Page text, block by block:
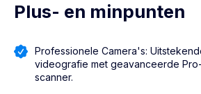
Plus- en minpunten
Professionele Camera's:
videografie met geavanceerde
scanner.